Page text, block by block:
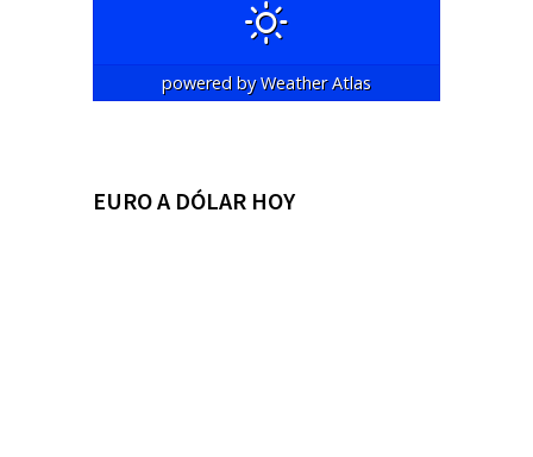
powered byWeather Atlas
EURO A DÓLAR HOY